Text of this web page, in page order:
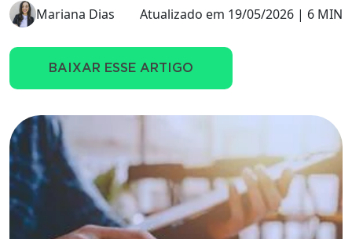
Mariana Dias Atualizado em 19/05/2026 | 6 MIN
BAIXAR ESSE ARTIGO